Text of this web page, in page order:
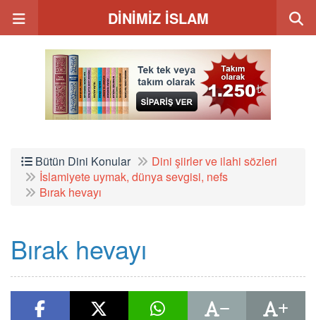
DİNİMİZ İSLAM
Bütün Dini Konular
Dini şiirler ve ilahi sözleri
İslamiyete uymak, dünya sevgisi, nefs
Bırak hevayı
Bırak hevayı